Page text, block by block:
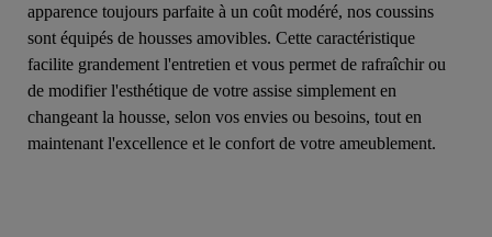
apparence toujours parfaite à un coût modéré, nos coussins
sont équipés de housses amovibles. Cette caractéristique
facilite grandement l'entretien et vous permet de rafraîchir ou
de modifier l'esthétique de votre assise simplement en
changeant la housse, selon vos envies ou besoins, tout en
maintenant l'excellence et le confort de votre ameublement.